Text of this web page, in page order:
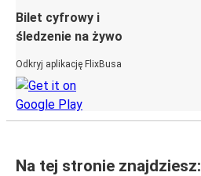
Bilet cyfrowy i
śledzenie na żywo
Odkryj aplikację FlixBusa
Na tej stronie znajdziesz: